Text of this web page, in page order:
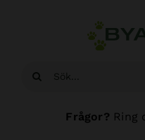
Sök
Frågor? Ring